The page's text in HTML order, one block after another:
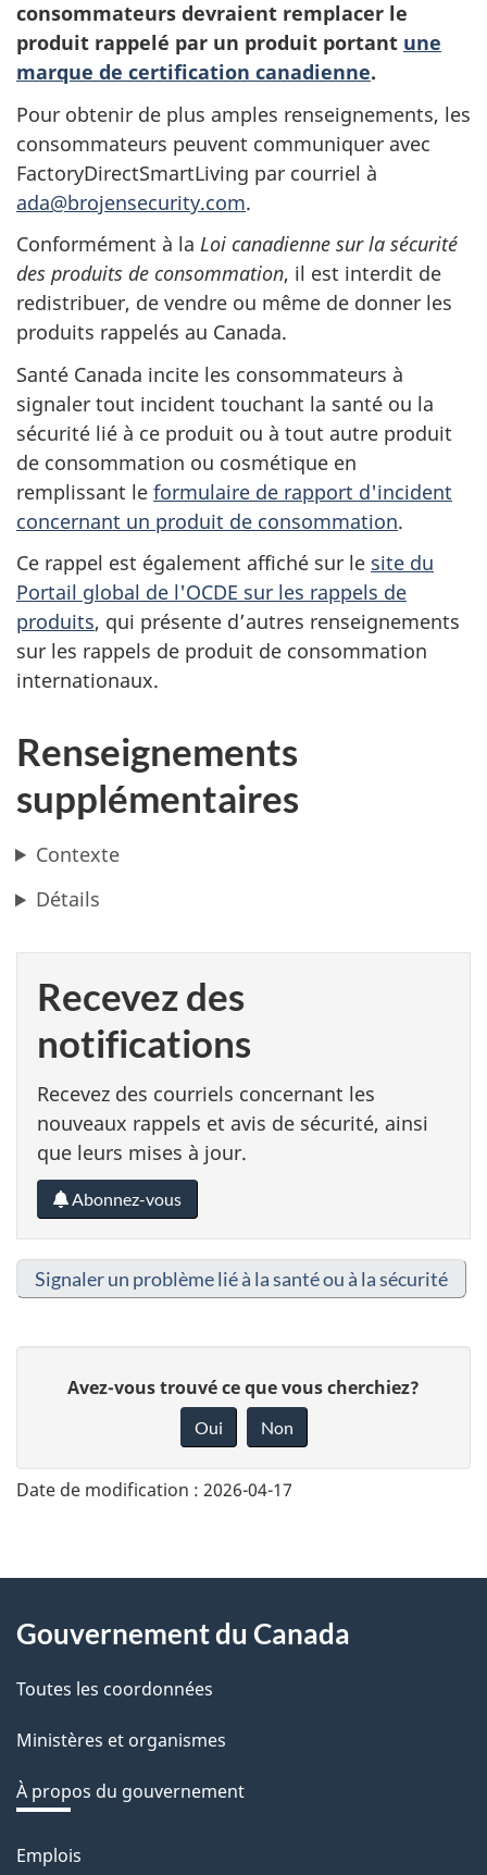
consommateurs devraient remplacer le
produit rappelé par un produit portant une
marque de certification canadienne.
Pour obtenir de plus amples renseignements, les
consommateurs peuvent communiquer avec
FactoryDirectSmartLiving par courriel à
ada@brojensecurity.com.
Conformément à la Loi canadienne sur la sécurité
des produits de consommation, il est interdit de
redistribuer, de vendre ou même de donner les
produits rappelés au Canada.
Santé Canada incite les consommateurs à
signaler tout incident touchant la santé ou la
sécurité lié à ce produit ou à tout autre produit
de consommation ou cosmétique en
remplissant le formulaire de rapport d'incident
concernant un produit de consommation.
Ce rappel est également affiché sur le site du
Portail global de l'OCDE sur les rappels de
produits, qui présente d’autres renseignements
sur les rappels de produit de consommation
internationaux.
Renseignements
supplémentaires
Contexte
Détails
Recevez des
notifications
Recevez des courriels concernant les
nouveaux rappels et avis de sécurité, ainsi
que leurs mises à jour.
Abonnez-vous
Signaler un problème lié à la santé ou à la sécurité
n
v
o
t
r
r
é
t
r
Avez-vous trouvé ce que vous cherchiez?
Oui Non
Date de modification : 2026-04-17
About
this
site
Gouvernement du Canada
Toutes les coordonnées
Ministères et organismes
À propos du gouvernement
Thèmes
Emplois